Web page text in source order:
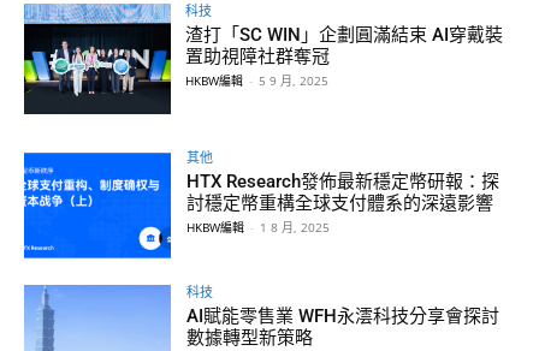
科技
渣打「SC WIN」企劃圓滿結束 AI穿戴裝
置助視障社群奪冠
HKBW編輯 - 5 9 月, 2025
其他
HTX Research發佈最新穩定幣研報：探
討穩定幣重構全球支付體系的深遠影響
HKBW編輯 - 1 8 月, 2025
科技
AI賦能零售業 WFH永澐科技分享會探討
數據轉型新策略